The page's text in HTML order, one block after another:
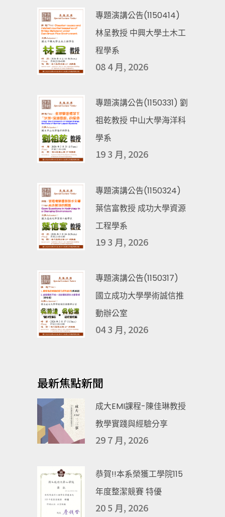
專題演講公告(1150414)
林呈教授 中興大學土木工
程學系
08 4 月, 2026
專題演講公告(1150331) 劉
祖乾教授 中山大學海洋科
學系
19 3 月, 2026
專題演講公告(1150324)
葉信富教授 成功大學資源
工程學系
19 3 月, 2026
專題演講公告(1150317)
國立成功大學學術誠信推
動辦公室
04 3 月, 2026
最新焦點新聞
成大EMI課程-陳佳琳教授
教學實踐與經驗分享
29 7 月, 2026
恭賀!!本系榮獲工學院115
年度整潔競賽 特優
20 5 月, 2026